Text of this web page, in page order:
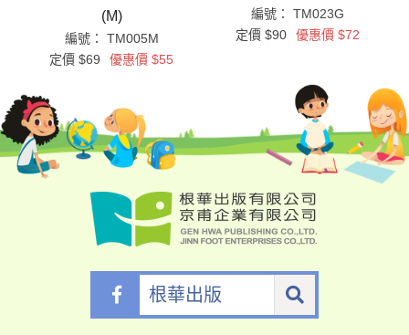
(M)
編號： TM005M
定價 $69
優惠價 $55
編號： TM023G
定價 $90
優惠價 $72
根華出版